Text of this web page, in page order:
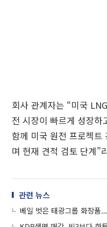
회사 관계자는 “미국
전 시장이 빠르게 성장하
함께 미국 원전 프로젝트
며 현재 견적 검토 단계”
관련 뉴스